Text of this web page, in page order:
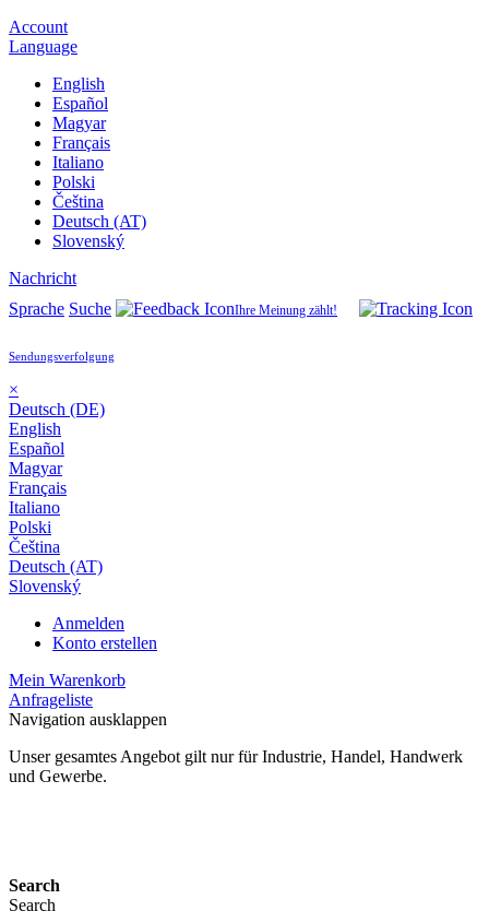
Account
Language
English
Español
Magyar
Français
Italiano
Polski
Čeština
Deutsch (AT)
Slovenský
Nachricht
Sprache Suche Ihre Meinung zählt!
Sendungsverfolgung
×
Deutsch (DE)
English
Español
Magyar
Français
Italiano
Polski
Čeština
Deutsch (AT)
Slovenský
Anmelden
Konto erstellen
Mein Warenkorb
Anfrageliste
Navigation ausklappen
Unser gesamtes Angebot gilt nur für Industrie, Handel, Handwerk
und Gewerbe.
Search
Search